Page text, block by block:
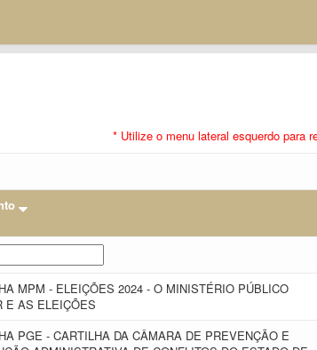
* Utilize o menu lateral esquerdo para
MPM - ELEIÇÕES 2024 - O MINISTÉRIO PÚBLICO
E AS ELEIÇÕES
PGE - CARTILHA DA CÂMARA DE PREVENÇÃO E